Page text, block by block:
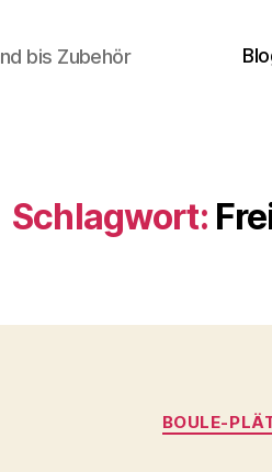
bis Zubehör
Schlagwort:
BOULE-